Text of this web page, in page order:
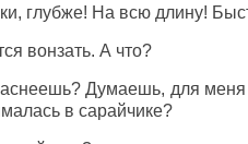
глубже! На всю длину!
вонзать. А что?
Думаешь, для
в сарайчике?